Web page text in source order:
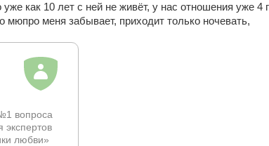
как 10 лет с ней не живёт, у нас отношения уже 4
мюпро меня забывает, приходит только ночевать,
вопроса
экспертов
любви»